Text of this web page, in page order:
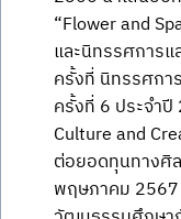
“Flower and
และนิทรรศการ
ครั้งที่ นิทรรศกา
ครั้งที่ 6 ประจำ
Culture and
ต่อยอดทุนทางศิ
พฤษภาคม